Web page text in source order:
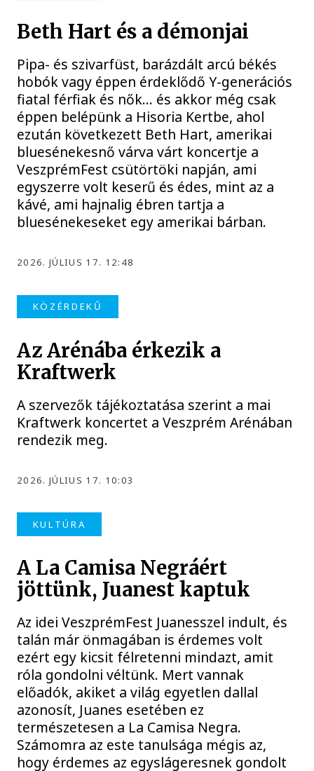
Beth Hart és a démonjai
Pipa- és szivarfüst, barázdált arcú békés
hobók vagy éppen érdeklődő Y-generációs
fiatal férfiak és nők… és akkor még csak
éppen belépünk a Hisoria Kertbe, ahol
ezután következett Beth Hart, amerikai
bluesénekesnő várva várt koncertje a
VeszprémFest csütörtöki napján, ami
egyszerre volt keserű és édes, mint az a
kávé, ami hajnalig ébren tartja a
bluesénekeseket egy amerikai bárban.
2026. JÚLIUS 17. 12:48
KÖZÉRDEKŰ
Az Arénába érkezik a
Kraftwerk
A szervezők tájékoztatása szerint a mai
Kraftwerk koncertet a Veszprém Arénában
rendezik meg.
2026. JÚLIUS 17. 10:03
KULTÚRA
A La Camisa Negráért
jöttünk, Juanest kaptuk
Az idei VeszprémFest Juanesszel indult, és
talán már önmagában is érdemes volt
ezért egy kicsit félretenni mindazt, amit
róla gondolni véltünk. Mert vannak
előadók, akiket a világ egyetlen dallal
azonosít, Juanes esetében ez
természetesen a La Camisa Negra.
Számomra az este tanulsága mégis az,
hogy érdemes az egyslágeresnek gondolt